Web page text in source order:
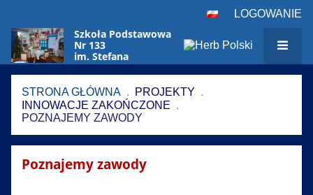
LOGOWANIE
Szkoła Podstawowa
Nr 133
im. Stefana
Czarnieckiego
w Warszawie
STRONA GŁÓWNA . PROJEKTY .
INNOWACJE ZAKOŃCZONE .
POZNAJEMY ZAWODY
Poznajemy
zawody
Poznajemy zawody